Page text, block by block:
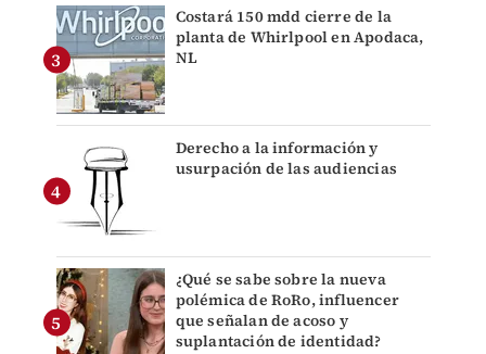
Costará 150 mdd cierre de la
planta de Whirlpool en Apodaca,
NL
Derecho a la información y
usurpación de las audiencias
¿Qué se sabe sobre la nueva
polémica de RoRo, influencer
que señalan de acoso y
suplantación de identidad?